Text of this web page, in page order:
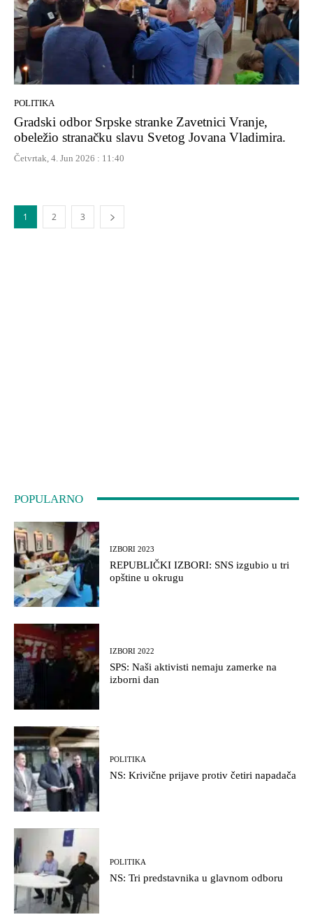
POLITIKA
Gradski odbor Srpske stranke Zavetnici Vranje,
obeležio stranačku slavu Svetog Jovana Vladimira.
Četvrtak, 4. Jun 2026 : 11:40
1 2 3
POPULARNO
IZBORI 2023
REPUBLIČKI IZBORI: SNS izgubio u tri
opštine u okrugu
IZBORI 2022
SPS: Naši aktivisti nemaju zamerke na
izborni dan
POLITIKA
NS: Krivične prijave protiv četiri napadača
POLITIKA
NS: Tri predstavnika u glavnom odboru